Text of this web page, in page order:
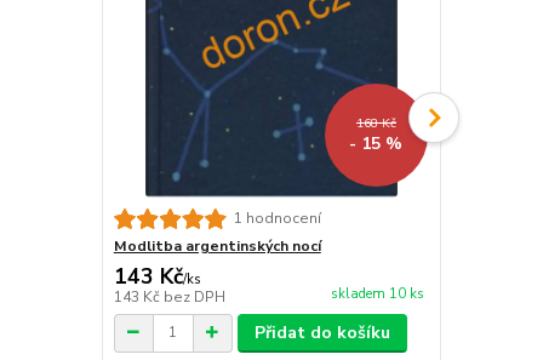
168 Kč
- 15 %
1 hodnocení
Modlitba argentinských nocí
143 Kč/ks
143 Kč bez DPH skladem 10 ks
Přidat do košíku